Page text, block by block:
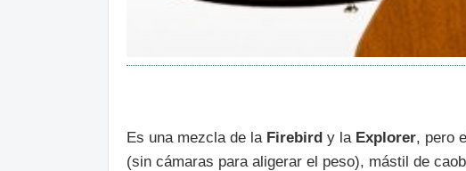
Es una mezcla de la Firebird y la Explorer, pero
(sin cámaras para aligerar el peso), mástil de